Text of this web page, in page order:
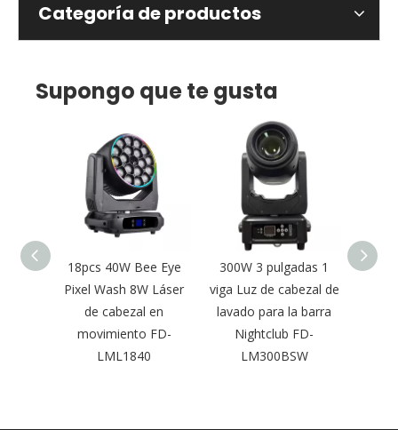
Categoría de productos
Supongo que te gusta
18pcs 40W Bee Eye
Pixel Wash 8W Láser
de cabezal en
movimiento FD-
LML1840
300W 3 pulgadas 1
viga Luz de cabezal de
lavado para la barra
Nightclub FD-
LM300BSW